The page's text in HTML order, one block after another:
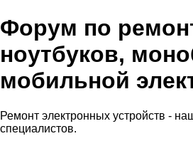
Регистрация
Форум по
ноутбуков,
мобильной
Ремонт электронных устройств -
специалистов.